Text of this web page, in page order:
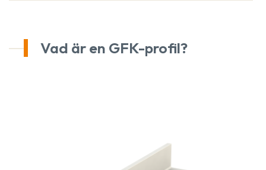
Vad är en GFK-profil?